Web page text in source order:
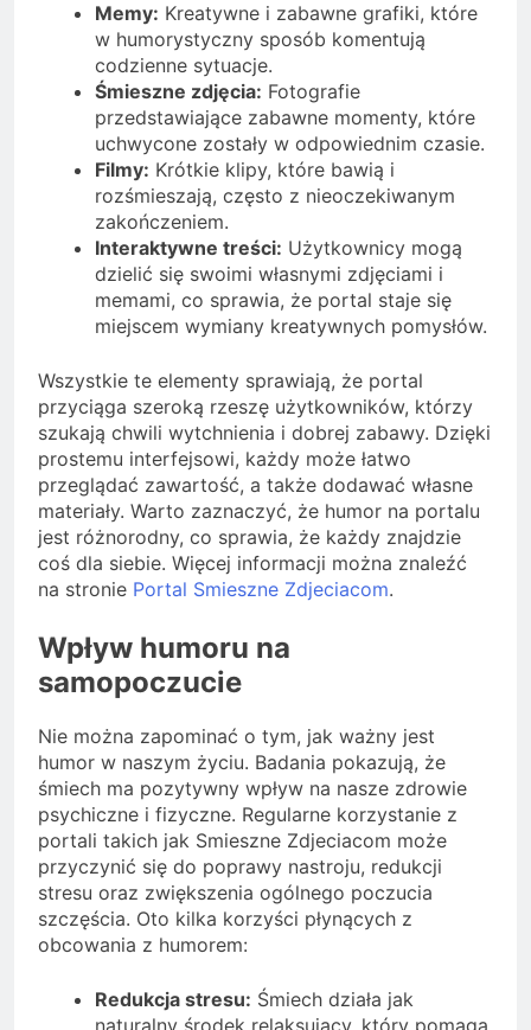
Memy: Kreatywne i zabawne grafiki, które
w humorystyczny sposób komentują
codzienne sytuacje.
Śmieszne zdjęcia: Fotografie
przedstawiające zabawne momenty, które
uchwycone zostały w odpowiednim czasie.
Filmy: Krótkie klipy, które bawią i
rozśmieszają, często z nieoczekiwanym
zakończeniem.
Interaktywne treści: Użytkownicy mogą
dzielić się swoimi własnymi zdjęciami i
memami, co sprawia, że portal staje się
miejscem wymiany kreatywnych pomysłów.
Wszystkie te elementy sprawiają, że portal
przyciąga szeroką rzeszę użytkowników, którzy
szukają chwili wytchnienia i dobrej zabawy. Dzięki
prostemu interfejsowi, każdy może łatwo
przeglądać zawartość, a także dodawać własne
materiały. Warto zaznaczyć, że humor na portalu
jest różnorodny, co sprawia, że każdy znajdzie
coś dla siebie. Więcej informacji można znaleźć
na stronie Portal Smieszne Zdjeciacom.
Wpływ humoru na
samopoczucie
Nie można zapominać o tym, jak ważny jest
humor w naszym życiu. Badania pokazują, że
śmiech ma pozytywny wpływ na nasze zdrowie
psychiczne i fizyczne. Regularne korzystanie z
portali takich jak Smieszne Zdjeciacom może
przyczynić się do poprawy nastroju, redukcji
stresu oraz zwiększenia ogólnego poczucia
szczęścia. Oto kilka korzyści płynących z
obcowania z humorem:
Redukcja stresu: Śmiech działa jak
naturalny środek relaksujący, który pomaga